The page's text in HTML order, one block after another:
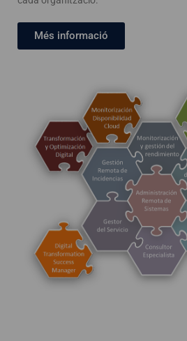
Més informació